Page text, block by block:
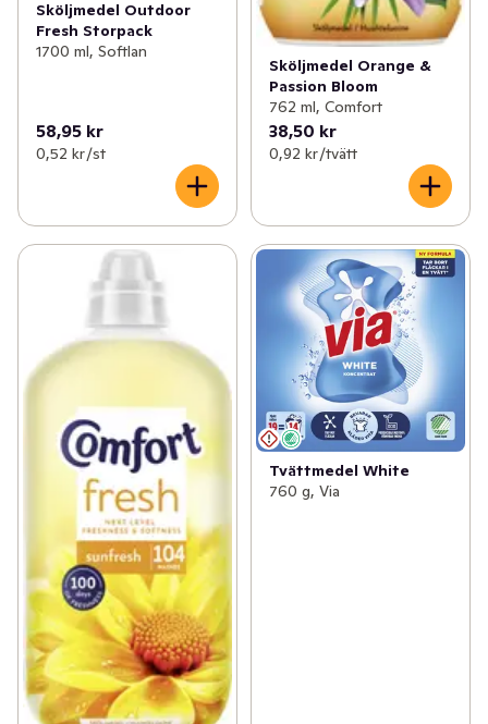
Sköljmedel Outdoor
Fresh Storpack
1700 ml, Softlan
58,95 kr
0,52 kr /st
Sköljmedel Orange &
Passion Bloom
762 ml, Comfort
38,50 kr
0,92 kr /tvätt
Tvättmedel White
760 g, Via